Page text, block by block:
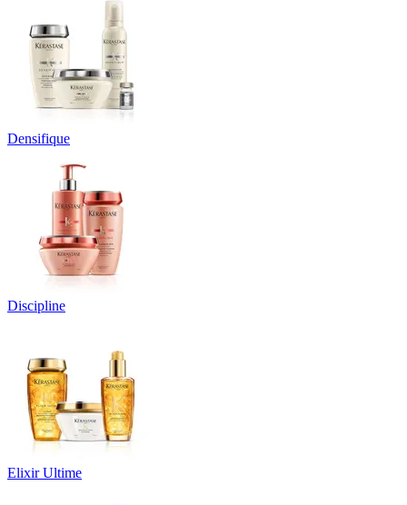
Densifique
Discipline
Elixir Ultime